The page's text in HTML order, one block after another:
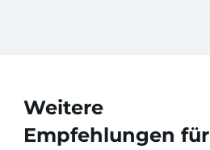
Weitere
Empfehlungen für